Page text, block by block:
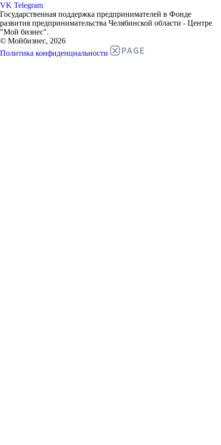
VK Telegram
Государственная поддержка предпринимателей в Фонде
развития предпринимательства Челябинской области - Центре
"Мой бизнес".
© Мойбизнес, 2026
Политика конфиденциальности